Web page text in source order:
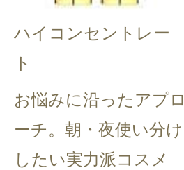
ハイコンセントレー
ト
お悩みに沿ったアプロ
ーチ。朝・夜使い分け
したい実力派コスメ